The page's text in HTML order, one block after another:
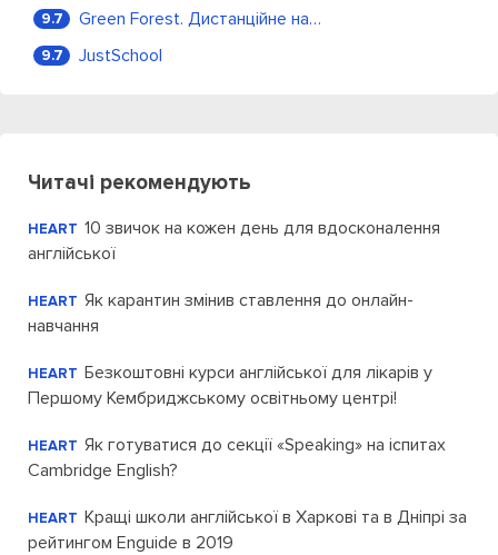
9.7 Green Forest. Дистанційне навчання
9.7 JustSchool
Читачі рекомендують
HEART 10 звичок на кожен день для вдосконалення
англійської
HEART Як карантин змінив ставлення до онлайн-
навчання
HEART Безкоштовні курси англійської для лікарів у
Першому Кембриджському освітньому центрі!
HEART Як готуватися до секції «Speaking» на іспитах
Cambridge English?
HEART Кращі школи англійської в Харкові та в Дніпрі за
рейтингом Enguide в 2019